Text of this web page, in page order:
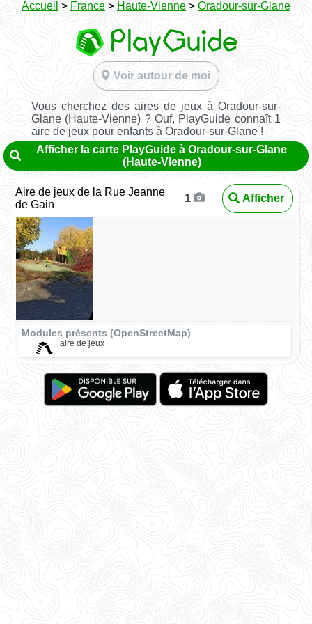
Accueil > France > Haute-Vienne > Oradour-sur-Glane
Voir autour de moi
Vous cherchez des aires de jeux à Oradour-sur-
Glane (Haute-Vienne) ? Ouf, PlayGuide connaît 1
aire de jeux pour enfants à Oradour-sur-Glane !
Afficher la carte PlayGuide à Oradour-sur-Glane
(Haute-Vienne)
Aire de jeux de la Rue Jeanne
de Gain
1 Afficher
Modules présents (OpenStreetMap)
aire de jeux